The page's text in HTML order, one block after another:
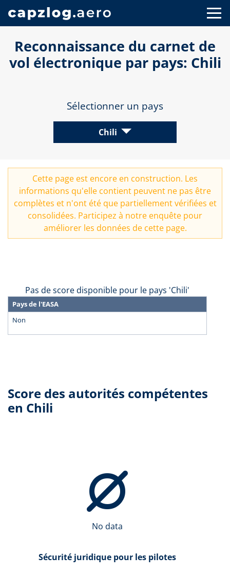
Reconnaissance du carnet de
vol électronique par pays: Chili
Sélectionner un pays
Chili
Cette page est encore en construction. Les
informations qu'elle contient peuvent ne pas être
complètes et n'ont été que partiellement vérifiées et
consolidées. Participez à notre enquête pour
améliorer les données de cette page.
Pas de score disponible pour le pays 'Chili'
Pays de l'EASA
Non
Score des autorités compétentes
en Chili
No data
Sécurité juridique pour les pilotes